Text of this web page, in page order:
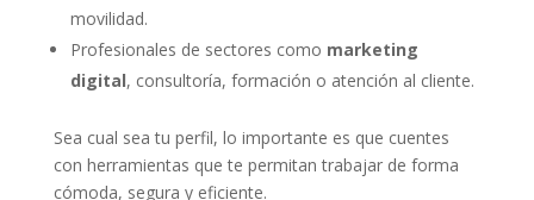
movilidad.
Profesionales de sectores como marketing
digital, consultoría, formación o atención al cliente.
Sea cual sea tu perfil, lo importante es que cuentes
con herramientas que te permitan trabajar de forma
cómoda, segura y eficiente.